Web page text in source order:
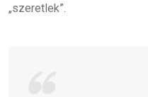
„szeretlek”.